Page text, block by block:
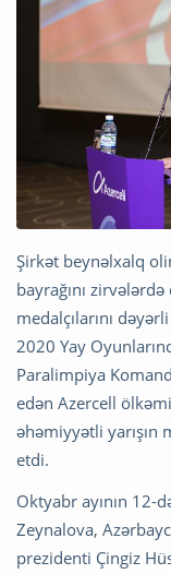
Şirkət beynəlxalq
bayrağını
medalçılarını
2020 Yay
Paralimpiya
edən Azercell
əhəmiyyətli yarışın
etdi.
Oktyabr ayının 12-
Zeynalova,
prezidenti Çingiz